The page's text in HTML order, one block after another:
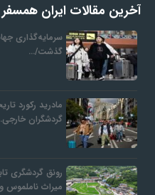
آخرین مقالات ایران همسفر
سرمایه‌گذاری
گذشت/…
مادرید رکورد
گردشگران
رونق گردشگری
میراث ناملموس